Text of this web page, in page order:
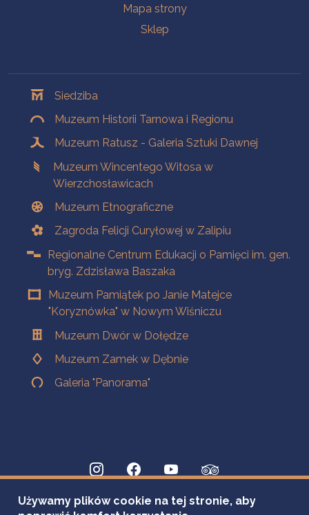
Mapa strony
Sklep
Siedziba
Muzeum Historii Tarnowa i Regionu
Muzeum Ratusz - Galeria Sztuki Dawnej
Muzeum Wincentego Witosa w
Wierzchosławicach
Muzeum Etnograficzne
Zagroda Felicji Curyłowej w Zalipiu
Regionalne Centrum Edukacji o Pamięci im. gen.
bryg. Zdzisława Baszaka
Muzeum Pamiątek po Janie Matejce
"Koryznówka" w Nowym Wiśniczu
Muzeum Dwór w Dołędze
Muzeum Zamek w Dębnie
Galeria "Panorama"
Używamy plików cookie na tej stronie, aby